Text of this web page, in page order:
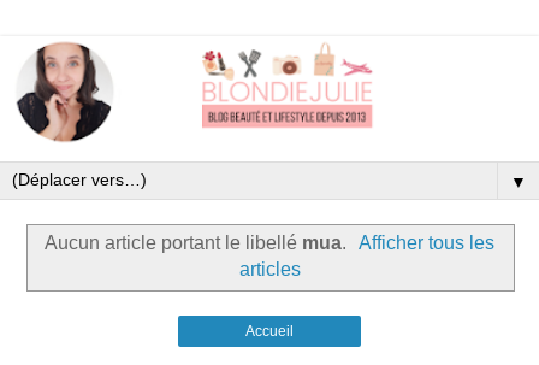
▼
Aucun article portant le libellé mua.
Afficher tous les
articles
Accueil